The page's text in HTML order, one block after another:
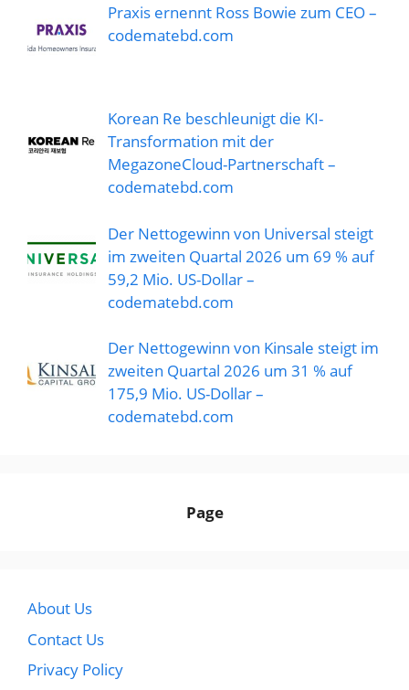
Praxis ernennt Ross Bowie zum CEO –
codematebd.com
Korean Re beschleunigt die KI-
Transformation mit der
MegazoneCloud-Partnerschaft –
codematebd.com
Der Nettogewinn von Universal steigt
im zweiten Quartal 2026 um 69 % auf
59,2 Mio. US-Dollar –
codematebd.com
Der Nettogewinn von Kinsale steigt im
zweiten Quartal 2026 um 31 % auf
175,9 Mio. US-Dollar –
codematebd.com
Page
About Us
Contact Us
Privacy Policy